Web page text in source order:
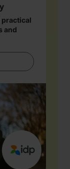
practical
and